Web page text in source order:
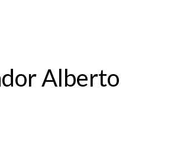
Alberto